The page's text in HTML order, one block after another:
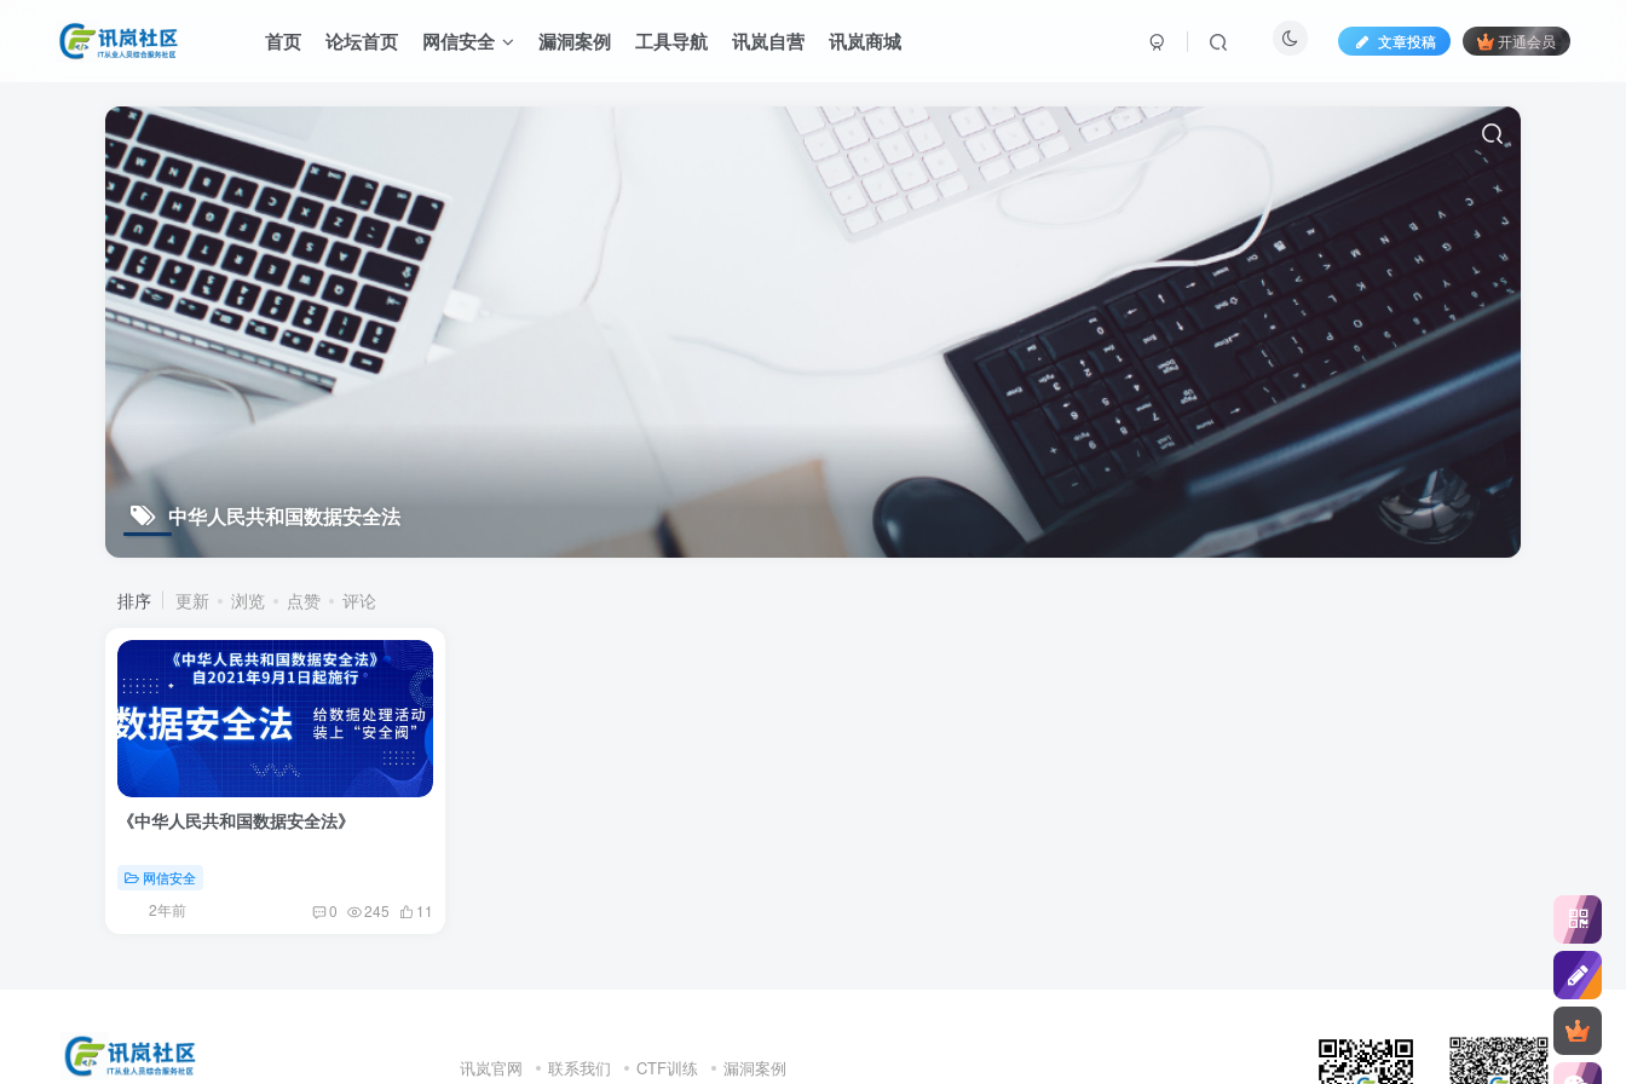
首页 论坛首页 网信安全 漏洞案例 工具导航 讯岚自营 讯岚商城 文章投稿 开通会员
中华人民共和国数据安全法
排序 更新 浏览 点赞 评论
《中华人民共和国数据安全法》
网信安全
2年前 0 245 11
讯岚官网 联系我们 CTF训练 漏洞案例